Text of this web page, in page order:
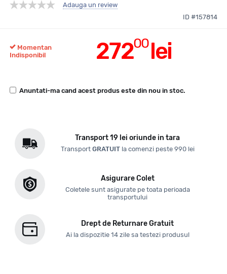
Adauga un review
ID #157814
27200lei
Momentan
Indisponibil
Anuntati-ma cand acest produs este din nou in stoc.
Transport 19 lei oriunde in tara
Transport GRATUITla comenzi peste 990 lei
Asigurare Colet
Coletele sunt asigurate pe toata perioada
transportului
Drept de Returnare Gratuit
Ai la dispozitie 14 zile sa testezi produsul